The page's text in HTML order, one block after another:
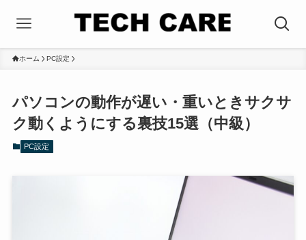
ホーム PC設定
パソコンの動作が遅い・重いときサクサ
ク動くようにする裏技15選（中級）
PC設定